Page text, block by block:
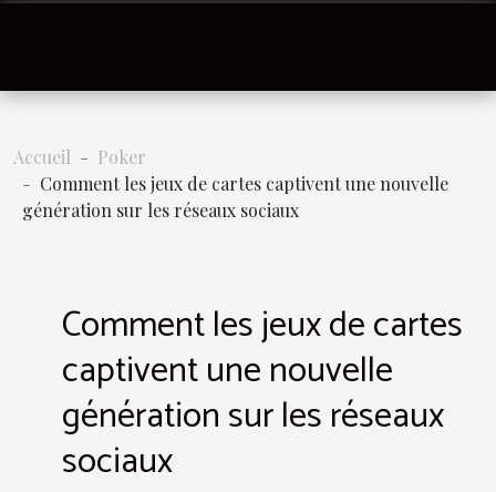
Accueil
Poker
Comment les jeux de cartes captivent une nouvelle
génération sur les réseaux sociaux
Comment les jeux de cartes
captivent une nouvelle
génération sur les réseaux
sociaux